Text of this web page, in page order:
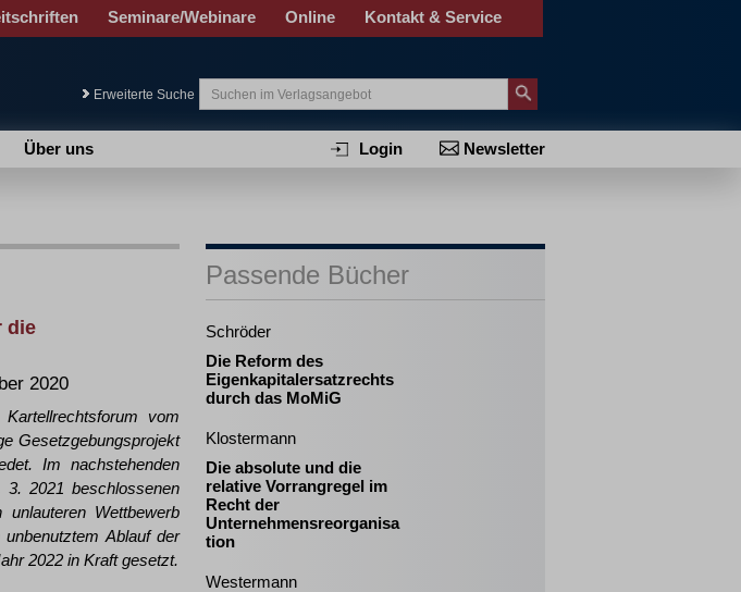
Seminare/Webinare Online Kontakt & Service
Erweiterte Suche
Über uns Newsletter
Login
die
2020
vom
Gesetzgebungsprojekt
Im nachstehenden
2021 beschlossenen
Wettbewerb
Ablauf der
2022 in Kraft gesetzt.
Passende Bücher
Schröder
Die Reform des
Eigenkapitalersatzrechts
durch das MoMiG
Klostermann
Die absolute und die
relative Vorrangregel im
Recht der
Unternehmensreorganisa
tion
Westermann